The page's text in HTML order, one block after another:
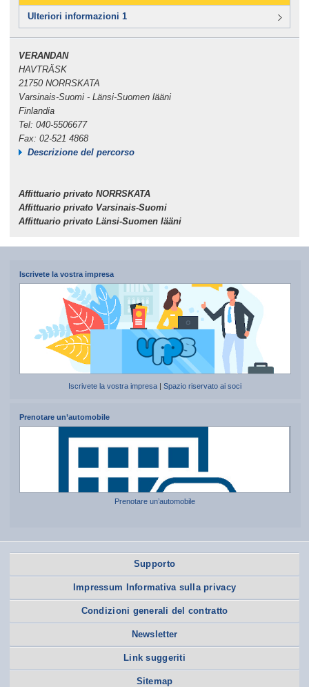
Ulteriori informazioni 1
VERANDAN
HAVTRÄSK
21750 NORRSKATA
Varsinais-Suomi - Länsi-Suomen lääni
Finlandia
Tel: 040-5506677
Fax: 02-521 4868
Descrizione del percorso
Affittuario privato NORRSKATA
Affittuario privato Varsinais-Suomi
Affittuario privato Länsi-Suomen lääni
Iscrivete la vostra impresa
Iscrivete la vostra impresa |Spazio riservato ai soci
Prenotare un’automobile
Prenotare un’automobile
Supporto
Impressum Informativa sulla privacy
Condizioni generali del contratto
Newsletter
Link suggeriti
Sitemap